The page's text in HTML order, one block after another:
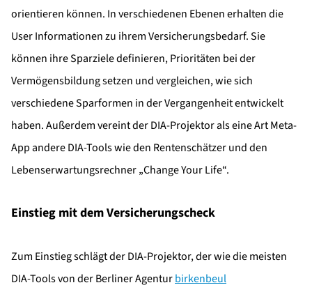
orientieren können. In verschiedenen Ebenen erhalten die
User Informationen zu ihrem Versicherungsbedarf. Sie
können ihre Sparziele definieren, Prioritäten bei der
Vermögensbildung setzen und vergleichen, wie sich
verschiedene Sparformen in der Vergangenheit entwickelt
haben. Außerdem vereint der DIA-Projektor als eine Art Meta-
App andere DIA-Tools wie den Rentenschätzer und den
Lebenserwartungsrechner „Change Your Life“.
Einstieg mit dem Versicherungscheck
Zum Einstieg schlägt der DIA-Projektor, der wie die meisten
DIA-Tools von der Berliner Agenturbirkenbeul